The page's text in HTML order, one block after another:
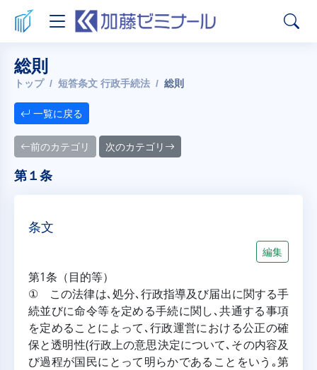
総則
トップ 短答条文 行政手続法 総則
一覧に戻る
前のカテゴリ 次のカテゴリ
第１条
条文
編集
第1条（目的等）
① この法律は､処分､行政指導及び届出に関する手
続並びに命令等を定める手続に関し､共通する事項
を定めることによって､行政運営における公正の確
保と透明性(行政上の意思決定について､その内容及
び過程が国民にとって明らかであることをいう｡第